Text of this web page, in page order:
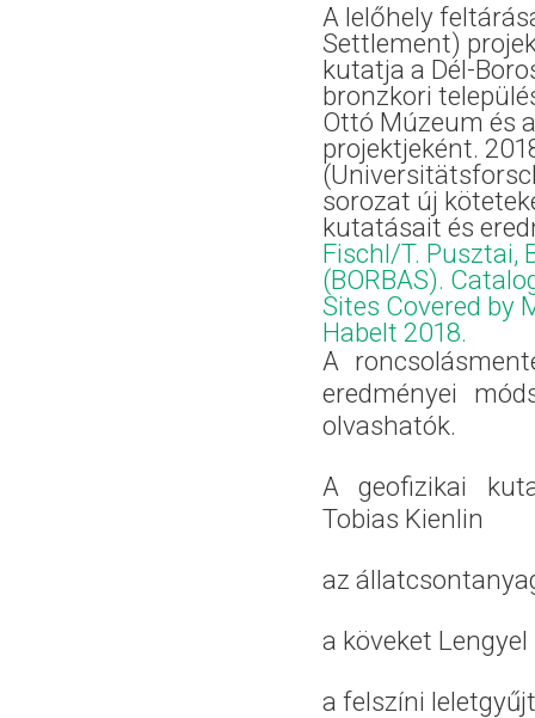
A lelőhely
Settlement)
kutatja a Dél-
bronzkori
Ottó Múzeum és
projektjeként.
sorozat új
kutatásait és
Fischl/T. Pusztai,
(BORBAS).
Sites Covered by
Habelt 2018.
A
eredményei
olvashatók.
A geofizikai
Tobias Kienlin
az
a köveket
a felszíni